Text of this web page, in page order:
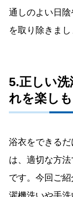
通しのよい日
を取り除きまし
5.正しい
れを楽しも
浴衣をできる
は、適切な方
です。今回ご